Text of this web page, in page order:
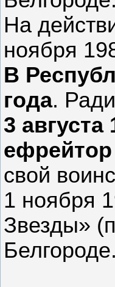
На
ноября
В
года.
3
ефрейтор
свой
1 ноября
Звезды»
Белгороде.